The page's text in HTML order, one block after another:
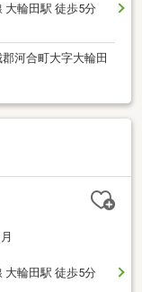
大輪田駅 徒歩5分
河合町大字大輪田
大輪田駅 徒歩5分